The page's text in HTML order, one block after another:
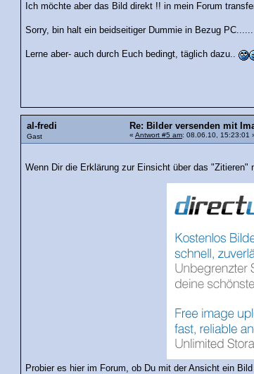
Ich möchte aber das Bild direkt !! in mein Forum
Sorry, bin halt ein beidseitiger Dummie in Bezug PC......
Lerne aber- auch durch Euch bedingt, täglich dazu..
al-fredi
Gast
Re: Bilder versenden mit
« Antwort #5 am: 08.06.10, 15:23:01
Wenn Dir die Erklärung zur Einsicht über das "Zitieren"
Probier es hier im Forum, ob Du mit der Ansicht ein